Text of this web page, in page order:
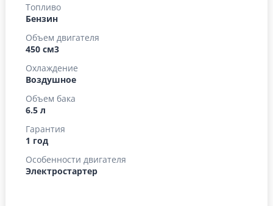
Топливо
Бензин
Объем двигателя
450 см3
Охлаждение
Воздушное
Объем бака
6.5 л
Гарантия
1 год
Особенности двигателя
Электростартер